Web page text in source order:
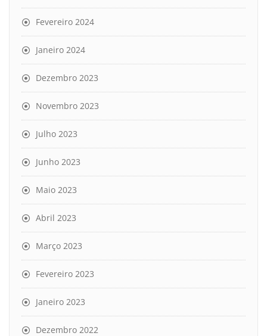
Fevereiro 2024
Janeiro 2024
Dezembro 2023
Novembro 2023
Julho 2023
Junho 2023
Maio 2023
Abril 2023
Março 2023
Fevereiro 2023
Janeiro 2023
Dezembro 2022